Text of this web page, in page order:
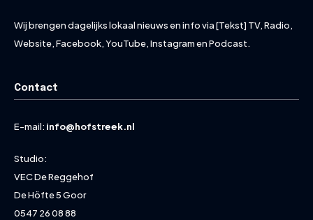
Wij brengen dagelijks lokaal nieuws en info via [Tekst] TV, Radio,
Website, Facebook, YouTube, Instagram en Podcast.
Contact
E-mail: info@hofstreek.nl
Studio:
VEC De Reggehof
De Höfte 5 Goor
0547 26 08 88